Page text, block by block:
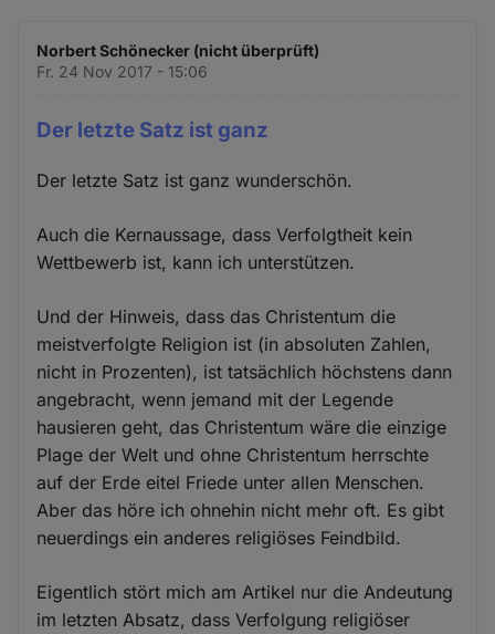
Norbert Schönecker (nicht überprüft)
Fr. 24 Nov 2017 - 15:06
Der letzte Satz ist ganz
Der letzte Satz ist ganz wunderschön.
Auch die Kernaussage, dass Verfolgtheit kein
Wettbewerb ist, kann ich unterstützen.
Und der Hinweis, dass das Christentum die
meistverfolgte Religion ist (in absoluten Zahlen,
nicht in Prozenten), ist tatsächlich höchstens dann
angebracht, wenn jemand mit der Legende
hausieren geht, das Christentum wäre die einzige
Plage der Welt und ohne Christentum herrschte
auf der Erde eitel Friede unter allen Menschen.
Aber das höre ich ohnehin nicht mehr oft. Es gibt
neuerdings ein anderes religiöses Feindbild.
Eigentlich stört mich am Artikel nur die Andeutung
im letzten Absatz, dass Verfolgung religiöser